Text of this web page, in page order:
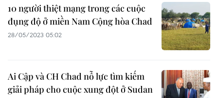
10 người thiệt mạng trong các cuộc
đụng độ ở miền Nam Cộng hòa Chad
28/05/2023 05:02
Ai Cập và CH Chad nỗ lực tìm kiếm
giải pháp cho cuộc xung đột ở Sudan